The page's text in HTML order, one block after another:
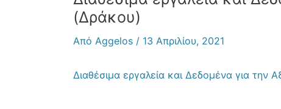
(Δράκου)
Από Aggelos / 13 Απριλίου, 2021
Διαθέσιμα εργαλεία και Δεδομένα για την